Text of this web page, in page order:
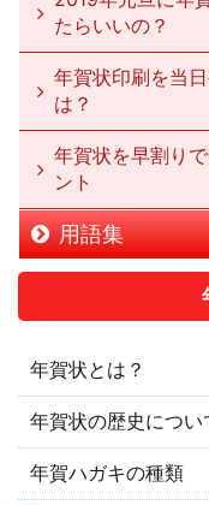
たらいいの？
年賀状印刷を当
は？
年賀状を早割り
ント
用語集
年賀状とは？
年賀状の歴史につい
年賀ハガキの種類